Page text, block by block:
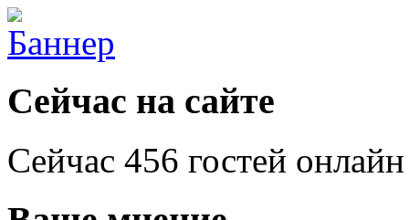
Сейчас на сайте
Сейчас 456 гостей онлайн